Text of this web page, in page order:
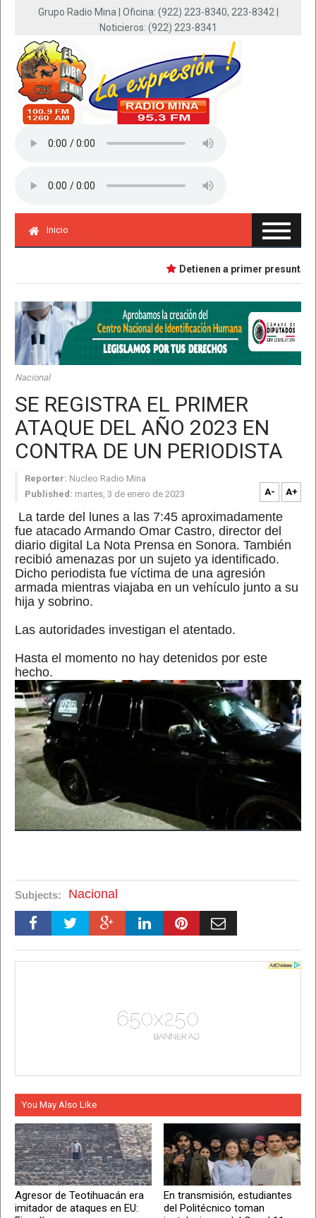
Grupo Radio Mina | Oficina: (922) 223-8340, 223-8342 |
Noticieros: (922) 223-8341
Inicio
Detienen a primer presunta
Nacional
SE REGISTRA EL PRIMER
ATAQUE DEL AÑO 2023 EN
CONTRA DE UN PERIODISTA
Reporter: Nucleo Radio Mina
Published: martes, 3 de enero de 2023 A- A+
La tarde del lunes a las 7:45 aproximadamente
fue atacado Armando Omar Castro, director del
diario digital La Nota Prensa en Sonora. También
recibió amenazas por un sujeto ya identificado.
Dicho periodista fue víctima de una agresión
armada mientras viajaba en un vehículo junto a su
hija y sobrino.
Las autoridades investigan el atentado.
Hasta el momento no hay detenidos por este
hecho.
Subjects: Nacional
You May Also Like
Agresor de Teotihuacán era
imitador de ataques en EU:
En transmisión, estudiantes
del Politécnico toman